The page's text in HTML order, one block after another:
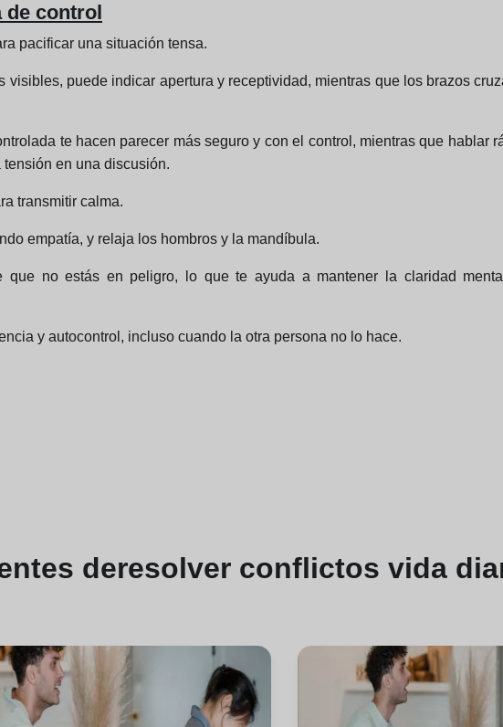
de control
pacificar una situación tensa.
puede indicar apertura y receptividad, mientras que los brazos
te hacen parecer más seguro y con el control, mientras que hablar
en una discusión.
transmitir calma.
empatía, y relaja los hombros y la mandíbula.
no estás en peligro, lo que te ayuda a mantener la claridad
y autocontrol, incluso cuando la otra persona no lo hace.
deresolver conflictos vida